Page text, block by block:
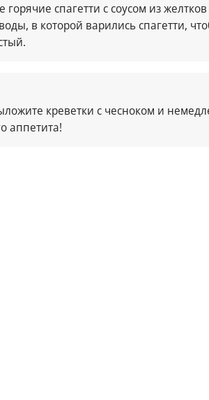
спагетти с соусом из
в которой варились спагетти,
креветки с чесноком и
аппетита!